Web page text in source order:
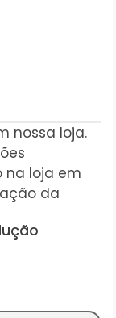
nossa loja.
na loja em
da